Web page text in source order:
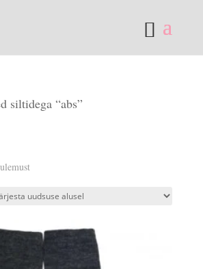
siltidega “abs”
Sorditud